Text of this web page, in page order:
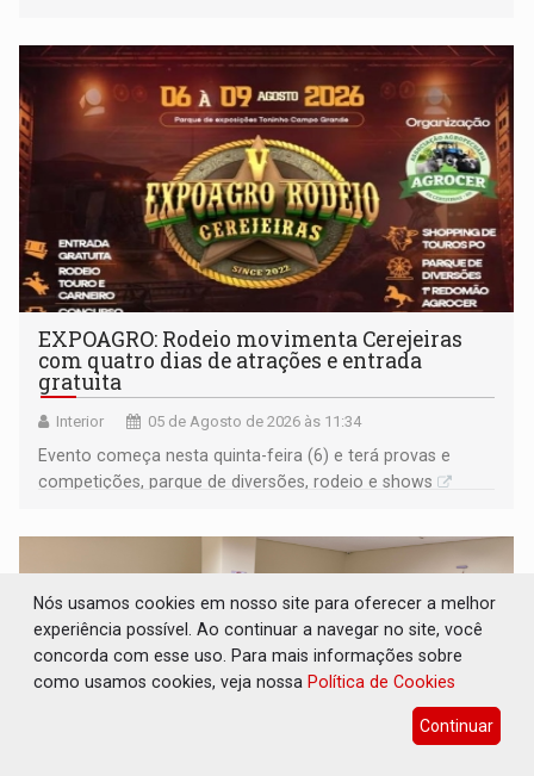
EXPOAGRO: Rodeio movimenta Cerejeiras
com quatro dias de atrações e entrada
gratuita
Interior 05 de Agosto de 2026 às 11:34
Evento começa nesta quinta-feira (6) e terá provas e
competições, parque de diversões, rodeio e shows
Nós usamos cookies em nosso site para oferecer a melhor
experiência possível. Ao continuar a navegar no site, você
concorda com esse uso. Para mais informações sobre
como usamos cookies, veja nossa Política de Cookies
Continuar